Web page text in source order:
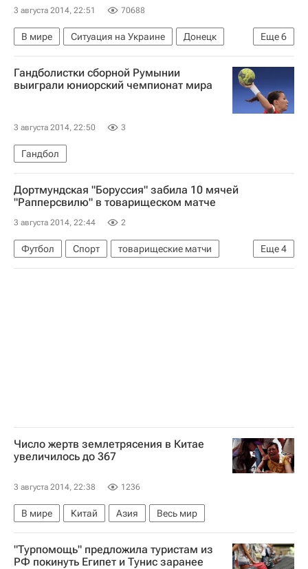
3 августа 2014, 22:51 70688
Еще6
В мире Ситуация на Украине
Донецк
Украина
Донецкая область
Весь мир
Европа
Юрий Луценко
Гандболистки сборной Румынии
выиграли юниорский чемпионат мира
3 августа 2014, 22:50 3
Гандбол
Дортмундская "Боруссия" забила 10 мячей
"Рапперсвилю" в товарищеском матче
3 августа 2014, 22:44 2
Еще4
Футбол Спорт
товарищеские матчи
Боруссия (Дортмунд)
Чиро Иммобиле
Число жертв землетрясения в Китае
увеличилось до 367
3 августа 2014, 22:38 1236
В мире Китай Азия Весь мир
"Турпомощь" предложила туристам из
РФ покинуть Египет и Тунис заранее